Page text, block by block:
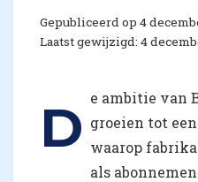
Gepubliceerd op 4
Laatst gewijzigd: 4
D e ambitie van
groeien tot
waarop
als